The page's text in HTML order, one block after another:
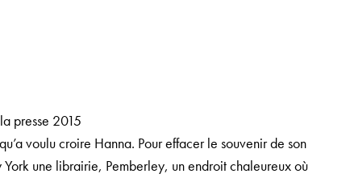
presse 2015
voulu croire Hanna. Pour effacer le souvenir de son
une librairie, Pemberley, un endroit chaleureux où